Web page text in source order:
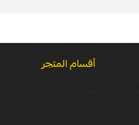
أقسام المتجر